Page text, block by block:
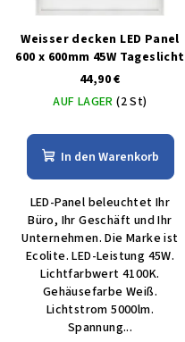
Weisser decken LED Panel
600 x 600mm 45W Tageslicht
44,90 €
AUF LAGER(2 St)
In den Warenkorb
LED-Panel beleuchtet Ihr
Büro, Ihr Geschäft und Ihr
Unternehmen. Die Marke ist
Ecolite. LED-Leistung 45W.
Lichtfarbwert 4100K.
Gehäusefarbe Weiß.
Lichtstrom 5000lm.
Spannung...